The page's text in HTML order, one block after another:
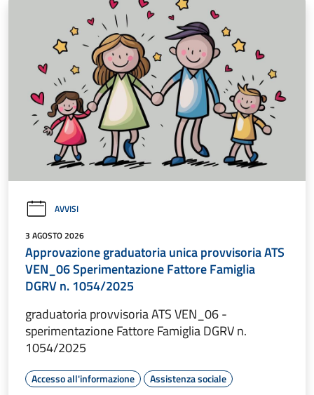
AVVISI
3 AGOSTO 2026
Approvazione graduatoria unica provvisoria ATS
VEN_06 Sperimentazione Fattore Famiglia
DGRV n. 1054/2025
graduatoria provvisoria ATS VEN_06 -
sperimentazione Fattore Famiglia DGRV n.
1054/2025
Accesso all'informazione
Assistenza sociale